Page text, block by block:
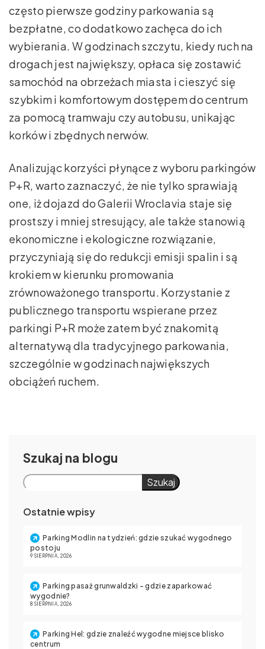
często pierwsze godziny parkowania są
bezpłatne, co dodatkowo zachęca do ich
wybierania. W godzinach szczytu, kiedy ruch na
drogach jest największy, opłaca się zostawić
samochód na obrzeżach miasta i cieszyć się
szybkim i komfortowym dostępem do centrum
za pomocą tramwaju czy autobusu, unikając
korków i zbędnych nerwów.
Analizując korzyści płynące z wyboru parkingów
P+R, warto zaznaczyć, że nie tylko sprawiają
one, iż dojazd do Galerii Wroclavia staje się
prostszy i mniej stresujący, ale także stanowią
ekonomiczne i ekologiczne rozwiązanie,
przyczyniają się do redukcji emisji spalin i są
krokiem w kierunku promowania
zrównoważonego transportu. Korzystanie z
publicznego transportu wspierane przez
parkingi P+R może zatem być znakomitą
alternatywą dla tradycyjnego parkowania,
szczególnie w godzinach największych
obciążeń ruchem.
Szukaj
Szukaj
Ostatnie wpisy
Parking Modlin na tydzień: gdzie szukać wygodnego
postoju
9 SIERPNIA, 2026
Parking pasaż grunwaldzki – gdzie zaparkować
wygodnie?
8 SIERPNIA, 2026
Parking Hel: gdzie znaleźć wygodne miejsce blisko
centrum